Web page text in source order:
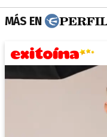
MÁS EN